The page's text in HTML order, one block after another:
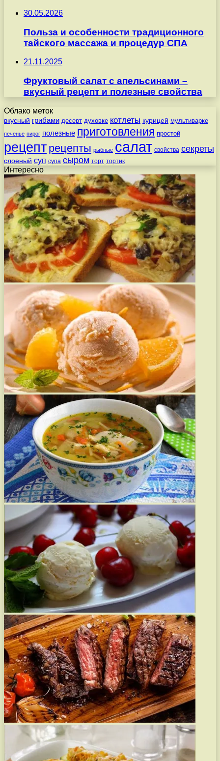
30.05.2026
Польза и особенности традиционного
тайского массажа и процедур СПА
21.11.2025
Фруктовый салат с апельсинами –
вкусный рецепт и полезные свойства
Облако меток
вкусный грибами десерт духовке котлеты курицей мультиварке
печенье пирог полезные приготовления простой
рецепт рецепты рыбные салат свойства секреты
слоеный суп супа сыром торт тортик
Интересно